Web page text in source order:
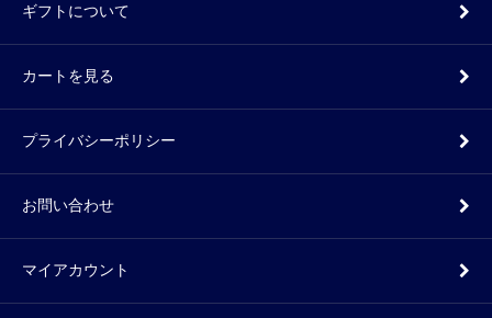
ギフトについて
カートを見る
プライバシーポリシー
お問い合わせ
マイアカウント